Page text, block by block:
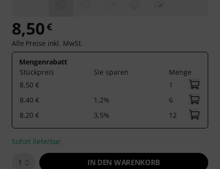
8,50€
Alle Preise inkl. MwSt.
Mengenrabatt
Stückpreis
Sie sparen
Menge
8,50 €
1
8,40 €
1,2%
6
8,20 €
3,5% 12
Sofort lieferbar
1 IN DEN WARENKORB